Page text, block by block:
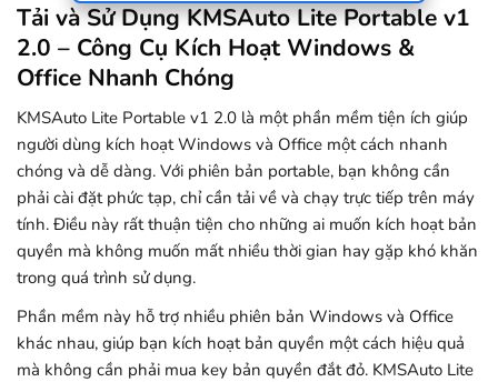
Tải và Sử Dụng KMSAuto Lite Portable v1
2.0 – Công Cụ Kích Hoạt Windows &
Office Nhanh Chóng
KMSAuto Lite Portable v1 2.0 là một phần mềm tiện ích giúp
người dùng kích hoạt Windows và Office một cách nhanh
chóng và dễ dàng. Với phiên bản portable, bạn không cần
phải cài đặt phức tạp, chỉ cần tải về và chạy trực tiếp trên máy
tính. Điều này rất thuận tiện cho những ai muốn kích hoạt bản
quyền mà không muốn mất nhiều thời gian hay gặp khó khăn
trong quá trình sử dụng.
Phần mềm này hỗ trợ nhiều phiên bản Windows và Office
khác nhau, giúp bạn kích hoạt bản quyền một cách hiệu quả
mà không cần phải mua key bản quyền đắt đỏ. KMSAuto Lite